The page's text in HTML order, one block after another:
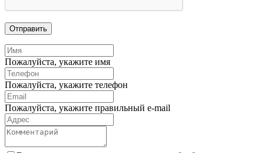
Отправить
Пожалуйста, укажите имя
Пожалуйста, укажите телефон
Пожалуйста, укажите правильный e-mail